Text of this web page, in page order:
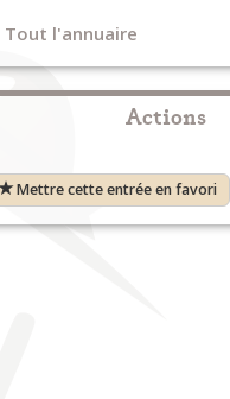
Tout l'annuaire
Actions
Mettre cette entrée en favori